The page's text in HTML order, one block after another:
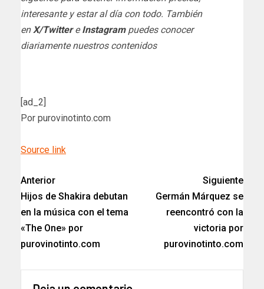
interesante y estar al día con todo. También
enX/TwittereInstagrampuedes conocer
diariamente nuestros contenidos
[ad_2]
Por purovinotinto.com
Source link
Anterior
Hijos de Shakira debutan
en la música con el tema
«The One» por
purovinotinto.com
Siguiente
Germán Márquez se
reencontró con la
victoria por
purovinotinto.com